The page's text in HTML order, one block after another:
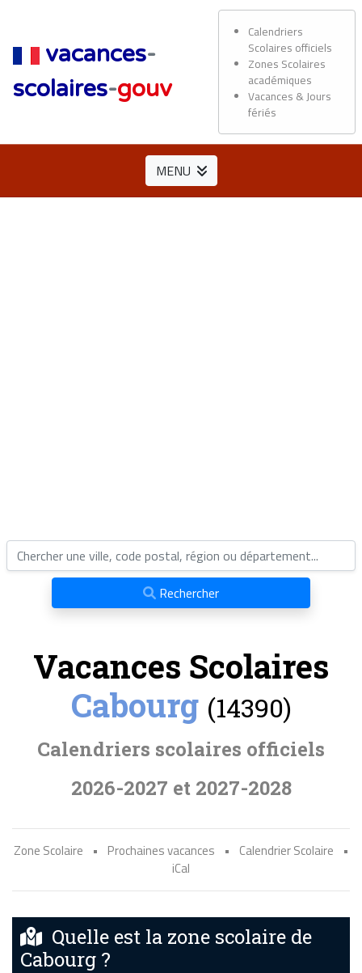
vacances-
scolaires-gouv
Calendriers
Scolaires officiels
Zones Scolaires
académiques
Vacances & Jours
fériés
MENU
Rechercher
Vacances Scolaires
Cabourg (14390)
Calendriers scolaires officiels
2026-2027 et 2027-2028
Zone Scolaire • Prochaines vacances • Calendrier Scolaire
•
iCal
Quelle est la zone scolaire de
Cabourg ?